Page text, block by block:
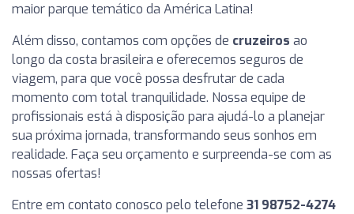
maior parque temático da América Latina!
Além disso, contamos com opções de cruzeiros ao
longo da costa brasileira e oferecemos seguros de
viagem, para que você possa desfrutar de cada
momento com total tranquilidade. Nossa equipe de
profissionais está à disposição para ajudá-lo a planejar
sua próxima jornada, transformando seus sonhos em
realidade. Faça seu orçamento e surpreenda-se com as
nossas ofertas!
Entre em contato conosco pelo telefone 31 98752-4274